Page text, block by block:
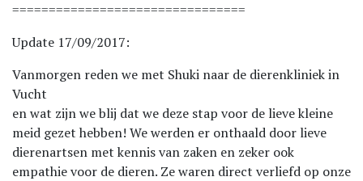
================================
Update 17/09/2017:
Vanmorgen reden we met Shuki naar de dierenkliniek in
Vucht
en wat zijn we blij dat we deze stap voor de lieve kleine
meid gezet hebben! We werden er onthaald door lieve
dierenartsen met kennis van zaken en zeker ook
empathie voor de dieren. Ze waren direct verliefd op onze